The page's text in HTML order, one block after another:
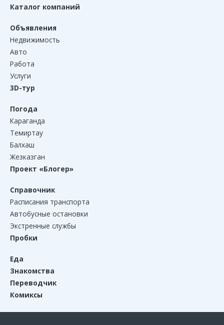
Каталог компаний
Объявления
Недвижимость
Авто
Работа
Услуги
3D-тур
Погода
Караганда
Темиртау
Балхаш
Жезказган
Проект «Блогер»
Справочник
Расписания транспорта
Автобусные остановки
Экстренные службы
Пробки
Еда
Знакомства
Переводчик
Комиксы